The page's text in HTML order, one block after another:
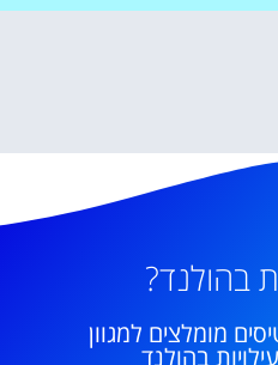
בהולנד?
מומלצים למגוון
בהולנד